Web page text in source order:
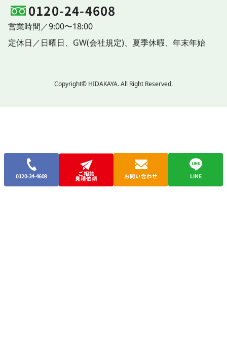
0120-24-4608
営業時間／9:00〜18:00
定休日／日曜日、 GW(会社規定)、 夏季休暇、 年末年始
Copyright© HIDAKAYA. All Right Reserved.
0120-24-4608 ご相談
見積依頼 お問い合わせ LINE